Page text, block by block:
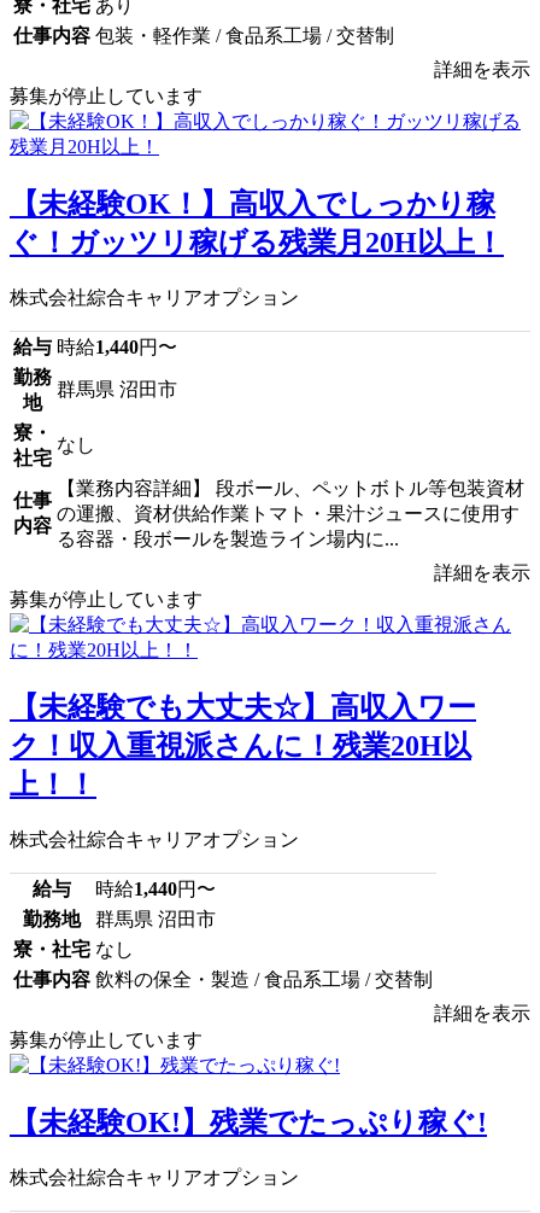
寮・社宅 あり
仕事内容 包装・軽作業 / 食品系工場 / 交替制
詳細を表示
募集が停止しています
【未経験OK！】高収入でしっかり稼
ぐ！ガッツリ稼げる残業月20H以上！
株式会社綜合キャリアオプション
給与 時給1,440円〜
勤務
地
群馬県 沼田市
寮・
社宅
なし
仕事
内容
【業務内容詳細】 段ボール、ペットボトル等包装資材
の運搬、資材供給作業トマト・果汁ジュースに使用す
る容器・段ボールを製造ライン場内に...
詳細を表示
募集が停止しています
【未経験でも大丈夫☆】高収入ワー
ク！収入重視派さんに！残業20H以
上！！
株式会社綜合キャリアオプション
給与 時給1,440円〜
勤務地
群馬県 沼田市
寮・社宅 なし
仕事内容 飲料の保全・製造 / 食品系工場 / 交替制
詳細を表示
募集が停止しています
【未経験OK!】残業でたっぷり稼ぐ!
株式会社綜合キャリアオプション